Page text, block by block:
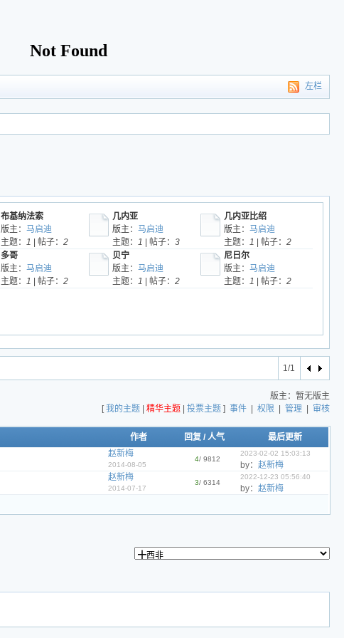
左栏
布基纳法索
版主：马启迪
主题：1 | 帖子：2
几内亚
版主：马启迪
主题：1 | 帖子：3
几内亚比绍
版主：马启迪
主题：1 | 帖子：2
多哥
版主：马启迪
主题：1 | 帖子：2
贝宁
版主：马启迪
主题：1 | 帖子：2
尼日尔
版主：马启迪
主题：1 | 帖子：2
1/1
版主：暂无版主
[我的主题 精华主题| 投票主题 ] 事件| 权限 管理| 审核
作者 回复 /人气 最后更新
赵新梅
2014-08-05
4/ 9812
2023-02-02 15:03:13
by：赵新梅
赵新梅
2014-07-17
3/ 6314
2022-12-23 05:56:40
by：赵新梅